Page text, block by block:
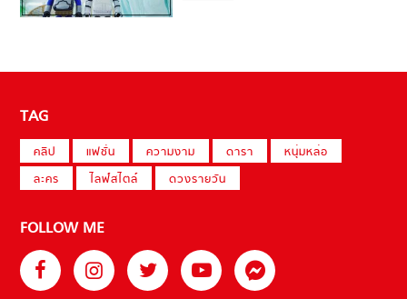
TAG
คลิป แฟชั่น ความงาม ดารา
หนุ่มหล่อ
ละคร
ไลฟ์สไตล์ ดวงรายวัน
FOLLOW ME